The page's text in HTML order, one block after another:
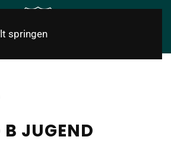
springen
JUGEND